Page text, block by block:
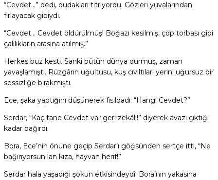
“Cevdet…” dedi, dudakları titriyordu. Gözleri yuvalarından
fırlayacak gibiydi.
“Cevdet… Cevdet öldürülmüş! Boğazı kesilmiş, çöp torbası gibi
çalılıkların arasına atılmış.”
Herkes buz kesti. Sanki bütün dünya durmuş, zaman
yavaşlamıştı. Rüzgârın uğultusu, kuş cıvıltıları yerini uğursuz bir
sessizliğe bırakmıştı.
Ece, şaka yaptığını düşünerek fısıldadı: “Hangi Cevdet?”
Serdar, “Kaç tane Cevdet var geri zekâlı!” diyerek avazı çıktığı
kadar bağırdı.
Bora, Ece’nin önüne geçip Serdar’ı göğsünden sertçe itti, “Ne
bağırıyorsun lan kıza, hayvan herif!”
Serdar hala yaşadığı şokun etkisindeydi. Bora’nın yakasına